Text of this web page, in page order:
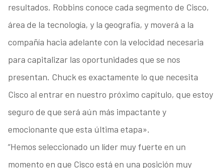
resultados. Robbins conoce cada segmento de Cisco,
área de la tecnología, y la geografía, y moverá a la
compañía hacia adelante con la velocidad necesaria
para capitalizar las oportunidades que se nos
presentan. Chuck es exactamente lo que necesita
Cisco al entrar en nuestro próximo capítulo, que estoy
seguro de que será aún más impactante y
emocionante que esta última etapa».
“Hemos seleccionado un líder muy fuerte en un
momento en que Cisco está en una posición muy